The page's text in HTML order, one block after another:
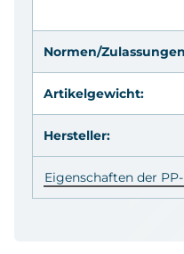
Normen/
Artikelgewicht:
Hersteller:
Eigenschaften der